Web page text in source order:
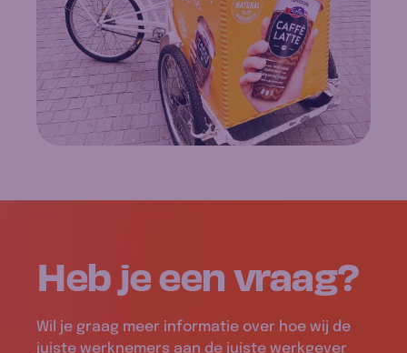
Heb je eenvraag?
Wil je graag meer informatie over hoe wij de
juiste werknemers aan de juiste werkgever